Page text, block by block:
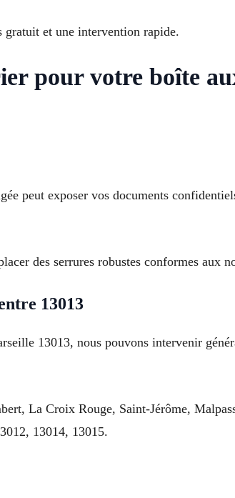
gratuit et une intervention rapide.
pour votre boîte
peut exposer vos documents
des serrures robustes conformes aux
13013
13013, nous pouvons intervenir
La Croix Rouge, Saint-Jérôme,
13014, 13015.